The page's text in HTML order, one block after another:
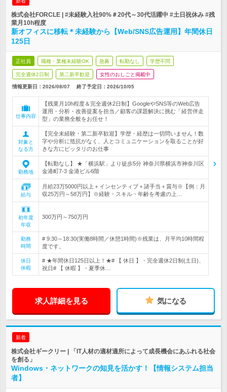
株式会社FORCLE | #未経験入社90%＃20代～30代活躍中 #土日祝休み #残
業月10h程度
新オフィスに移転＊未経験から【Web/SNS広告運用】年間休日
125日
正社員 職種・業種未経験OK 急募 転勤なし 学歴不問
完全週休2日制 第二新卒歓迎 女性のおしごと掲載中
情報更新日：2026/08/07 終了予定日： 2026/10/05
仕事内容
【残業月10h程度＆完全週休2日制】GoogleやSNS等のWeb広告
運用・分析・改善提案を担当／顧客の課題解決に挑む「経営伴走
型」の業務全般をお任せ！
対象と
なる方
【完全未経験・第二新卒歓迎】学歴・経歴は一切問いません！数
字や分析に抵抗がなく、人とコミュニケーションを取ることが好
きな方にピッタリのお仕事
勤務地
【転勤なし】 ★「横浜駅」より徒歩5分 神奈川県横浜市神奈川区
金港町7-3 金港ビル6階
給与
月給23万5000円以上＋インセンティブ＋諸手当＋賞与※【例：月
収25万円～58万円】※経験・スキル・年齢を考慮の上…
初年度
年収
300万円～750万円
勤務
時間
# 9:30～18:30(実働8時間／休憩1時間)※残業は、月平均10時間程
度です。
休日
休暇
# ★年間休日125日以上！★# 【 休日 】・完全週休2日制(土日)、
祝日# 【 休暇 】・夏季休…
求人詳細を見る 気になる
新着
株式会社ギークリー | 「IT人材の適材適所によって成長機会にあふれる社会
を創る」
Windows・ネットワークの知見を活かす！【情報システム担当
者】